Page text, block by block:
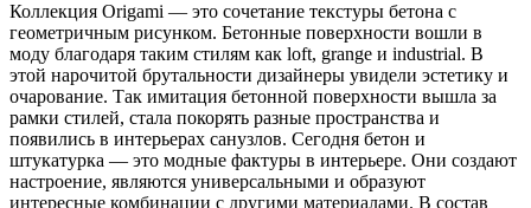
Коллекция Origami — это сочетание текстуры бетона с
геометричным рисунком. Бетонные поверхности вошли в
моду благодаря таким стилям как loft, grange и industrial. В
этой нарочитой брутальности дизайнеры увидели эстетику и
очарование. Так имитация бетонной поверхности вышла за
рамки стилей, стала покорять разные пространства и
появились в интерьерах санузлов. Сегодня бетон и
штукатурка — это модные фактуры в интерьере. Они создают
настроение, являются универсальными и образуют
интересные комбинации с другими материалами. В состав